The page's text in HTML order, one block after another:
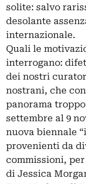
solite: salvo
desolante
internazionale.
Quali le
interrogano:
dei nostri
nostrani, che
panorama
settembre al 9
nuova biennale
provenienti da
commissioni,
di Jessica